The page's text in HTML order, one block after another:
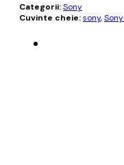
Categorii:Sony
Cuvinte cheie:sony,